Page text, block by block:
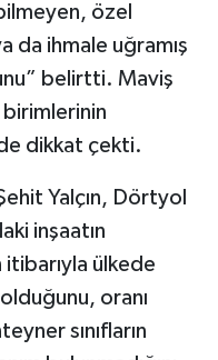
özel
da ihmale uğramış
belirtti. Maviş
dikkat çekti.
Yalçın, Dörtyol
inşaatın
itibarıyla ülkede
oranı
sınıfların